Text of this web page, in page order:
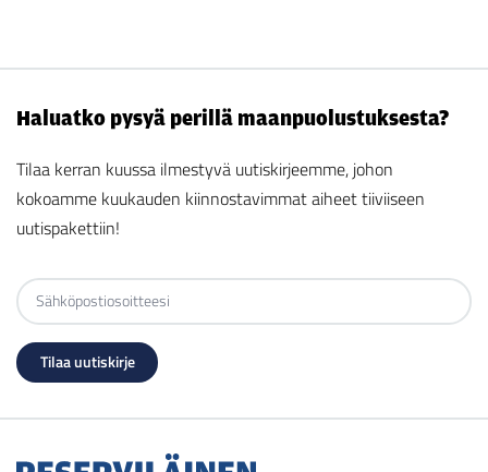
Haluatko pysyä perillä maanpuolustuksesta?
Tilaa kerran kuussa ilmestyvä uutiskirjeemme, johon
kokoamme kuukauden kiinnostavimmat aiheet tiiviiseen
uutispakettiin!